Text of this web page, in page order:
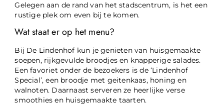
Gelegen aan de rand van het stadscentrum, is het een
rustige plek om even bij te komen.
Wat staat er op het menu?
Bij De Lindenhof kun je genieten van huisgemaakte
soepen, rijkgevulde broodjes en knapperige salades.
Een favoriet onder de bezoekers is de ‘Lindenhof
Special’, een broodje met geitenkaas, honing en
walnoten. Daarnaast serveren ze heerlijke verse
smoothies en huisgemaakte taarten.